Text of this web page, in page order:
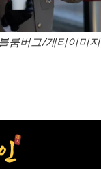
룸버그/게티이미지